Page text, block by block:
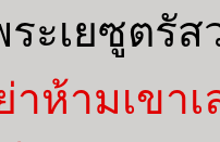
ระเยซูตรั
ห้ามเขา